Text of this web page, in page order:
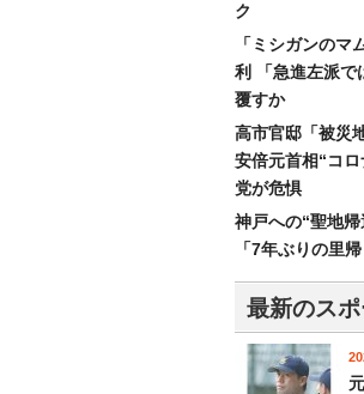
ク
「ミシガンの
利 「急進左派で
覆すか
高市官邸「被災
安倍元首相“コ
党が危惧
神戸への“聖地
「7年ぶりの里
最新のス